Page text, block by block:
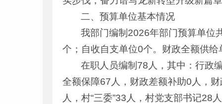
二、预算单位基本情况
我部门编制2026年部门预算单位
个；自收自支单位0个。财政全额供
在职人员编制78人，其中：行政
全额保障67人，财政差额补助0人，
人，村“三委”33人，村党支部书记